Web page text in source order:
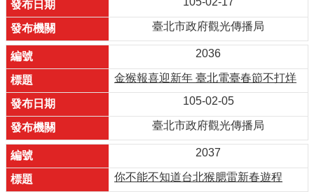
臺北市政府觀光傳播局
2036
金猴報喜迎新年 臺北電臺春節不打烊
105-02-05
臺北市政府觀光傳播局
2037
你不能不知道台北猴腮雷新春遊程